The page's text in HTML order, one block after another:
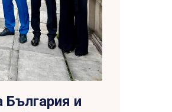
България и